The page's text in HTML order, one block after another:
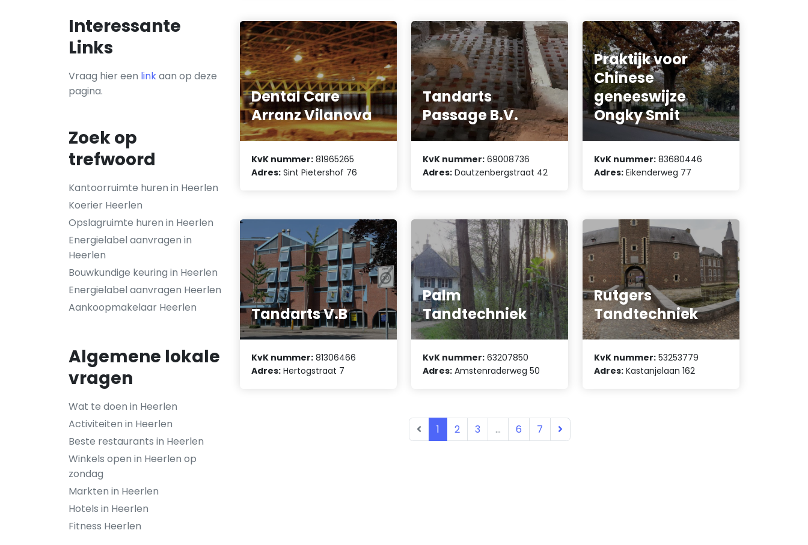
Interessante
Links
Vraag hier een linkaan op deze
pagina.
Zoek op
trefwoord
Kantoorruimte huren in Heerlen
Koerier Heerlen
Opslagruimte huren in Heerlen
Energielabel aanvragen in
Heerlen
Bouwkundige keuring in Heerlen
Energielabel aanvragen Heerlen
Aankoopmakelaar Heerlen
Algemene lokale
vragen
Wat te doen in Heerlen
Activiteiten in Heerlen
Beste restaurants in Heerlen
Winkels open in Heerlen op
zondag
Markten in Heerlen
Hotels in Heerlen
Fitness Heerlen
Dental Care
Arranz Vilanova
KvK nummer: 81965265
Adres: Sint Pietershof 76
Tandarts
Passage B.V.
KvK nummer: 69008736
Adres: Dautzenbergstraat 42
Praktijk voor
Chinese
geneeswijze
Ongky Smit
KvK nummer: 83680446
Adres: Eikenderweg 77
Tandarts V.B
KvK nummer: 81306466
Adres: Hertogstraat 7
Palm
Tandtechniek
KvK nummer: 63207850
Adres: Amstenraderweg 50
Rutgers
Tandtechniek
KvK nummer: 53253779
Adres: Kastanjelaan 162
1 2 3 ... 6 7